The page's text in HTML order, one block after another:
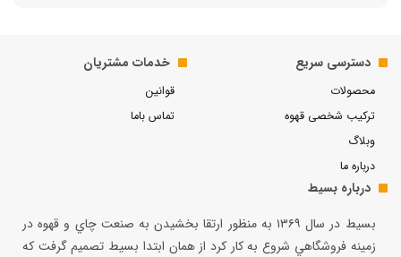
دسترسی سریع
محصولات
ترکیب شخصی قهوه
وبلاگ
درباره ما
خدمات مشتریان
قوانین
تماس باما
درباره بسیط
بسيط در سال ۱۳۶۹ به منظور ارتقا بخشيدن به صنعت چاي و قهوه در
زمينه فروشگاهي شروع به كار كرد از همان ابتدا بسيط تصميم گرفت كه